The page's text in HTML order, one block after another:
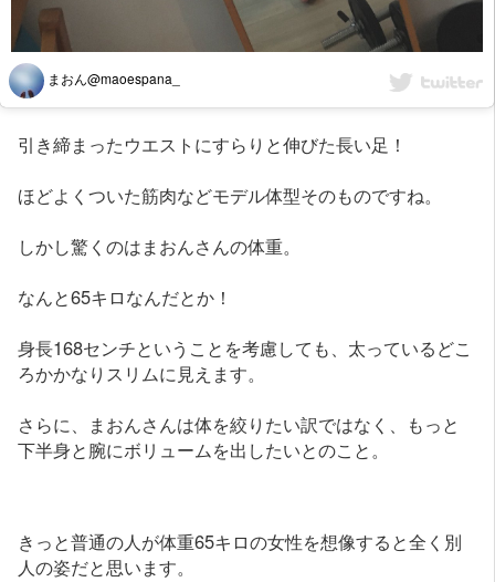
まおん@maoespana_
引き締まったウエストにすらりと伸びた長い足！
ほどよくついた筋肉などモデル体型そのものですね。
しかし驚くのはまおんさんの体重。
なんと65キロなんだとか！
身長168センチということを考慮しても、太っているどこ
ろかかなりスリムに見えます。
さらに、まおんさんは体を絞りたい訳ではなく、もっと
下半身と腕にボリュームを出したいとのこと。
きっと普通の人が体重65キロの女性を想像すると全く別
人の姿だと思います。